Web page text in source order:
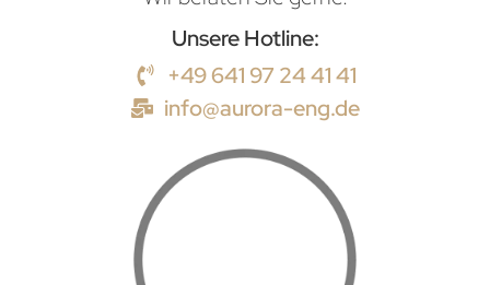
Unsere Hotline:
+49 641 97 24 41 41
info@aurora-eng.de